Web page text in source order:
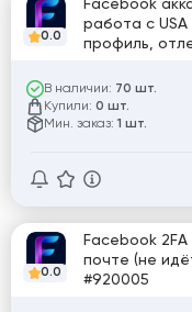
0.0
работа с USA
профиль,
на мобильных
В наличии: 70 шт.
Купили: 0 шт.
Мин. заказ: 1 шт.
0.0
Facebook 2FA
почте (не
#920005